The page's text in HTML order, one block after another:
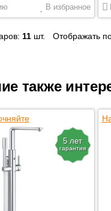
В избранное
11шт. Отображать
также
5 лет
гарантия